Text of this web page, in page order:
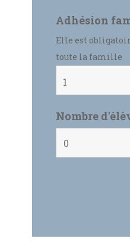
Adhésion
Elle est
toute la famille
Nombre